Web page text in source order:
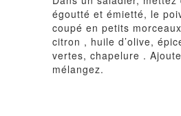
égoutté et émietté, le
coupé en petits
citron , huile d’olive,
vertes, chapelure .
mélangez.